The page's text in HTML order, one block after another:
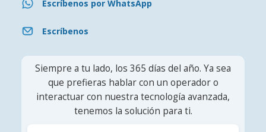
Escríbenos por WhatsApp
Escríbenos
Siempre a tu lado, los 365 días del año. Ya sea
que prefieras hablar con un operador o
interactuar con nuestra tecnología avanzada,
tenemos la solución para ti.